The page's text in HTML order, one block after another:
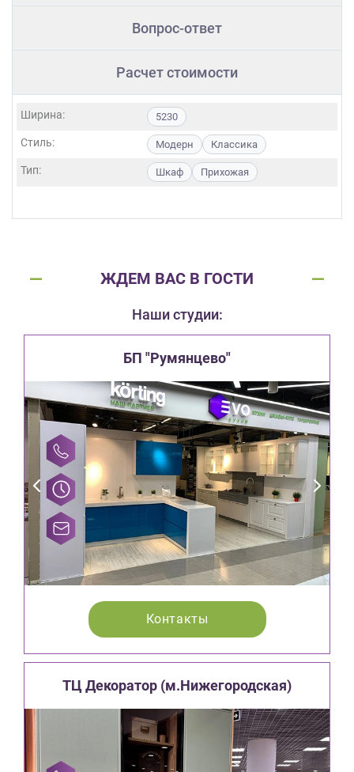
Вопрос-ответ
Расчет стоимости
Ширина: 5230
Стиль: Модерн Классика
Тип: Шкаф Прихожая
ЖДЕМ ВАС В ГОСТИ
Наши студии:
БП "Румянцево"
Контакты
ТЦ Декоратор (м.Нижегородская)